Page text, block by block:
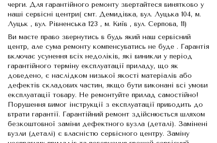
черги. Для гарантійного ремонту звертайтеся винятково у
наші сервісні центри( смт. Демидівка, вул. Луцька 104, м.
Луцьк , вул. Рівненська 123 , м. Київ , вул. Серпова, 11)
Ви маєте право звернутись в будь який наш сервісний
центр, але сума ремонту компенсуватись не буде . Гарантія
включає усунення всіх недоліків, які виникли у період
гарантійного терміну експлуатації приладу, що як
доведено, є наслідком низької якості матеріалів або
дефектів складових частин, якщо бути виконані всі умови
експлуатації товару. Не ремонтуйте прилад самостійно!
Порушення вимог інструкції з експлуатації приводить до
втрати гарантії. Гарантійний ремонт здійснюється шляхом
безкоштовної заміни дефектного вузла (деталі). Замінені
вузли (деталі) є власністю сервісного центру. Заміну